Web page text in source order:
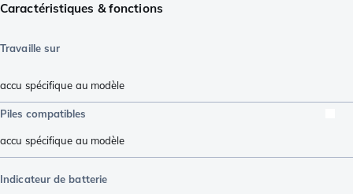
Caractéristiques & fonctions
Travaille sur
accu spécifique au modèle
Piles compatibles
accu spécifique au modèle
Indicateur de batterie